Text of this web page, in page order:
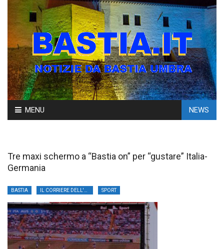
Skip
to
MENU NEWS
Tre maxi schermo a “Bastia on” per “gustare” Italia-
Germania
BASTIA SPORT